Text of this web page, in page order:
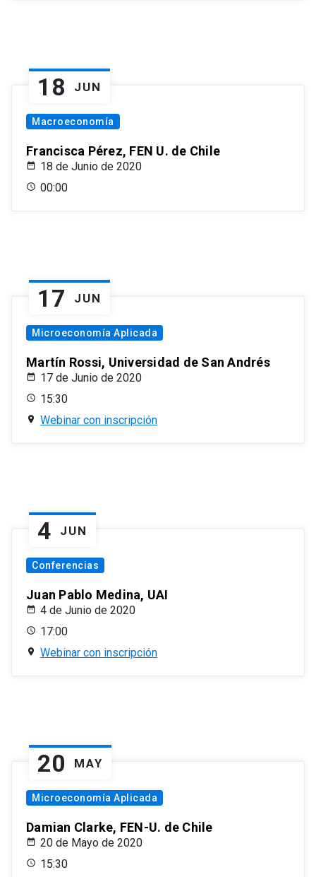
18 JUN
Macroeconomía
Francisca Pérez, FEN U. de Chile
18 de Junio de 2020
00:00
17 JUN
Microeconomía Aplicada
Martín Rossi, Universidad de San Andrés
17 de Junio de 2020
15:30
Webinar con inscripción
4 JUN
Conferencias
Juan Pablo Medina, UAI
4 de Junio de 2020
17:00
Webinar con inscripción
20 MAY
Microeconomía Aplicada
Damian Clarke, FEN-U. de Chile
20 de Mayo de 2020
15:30